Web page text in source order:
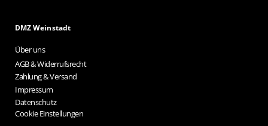
DMZ Weinstadt
Über uns
AGB & Widerrufsrecht
Zahlung & Versand
Impressum
Datenschutz
Cookie Einstellungen